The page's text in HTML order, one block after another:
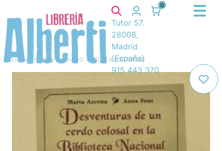
0
Tutor 57.
28008,
Madrid
(España)
915 443 370
Libros Infantil y juvenil 10. ÁLBUM ILUSTRADO/